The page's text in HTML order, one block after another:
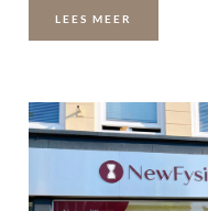
LEES MEER